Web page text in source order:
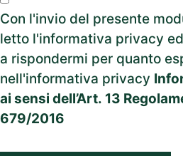
Con l'invio del presente
letto l'informativa privacy
a rispondermi per quanto
nell'informativa privacy
ai sensi dell’Art. 13
679/2016